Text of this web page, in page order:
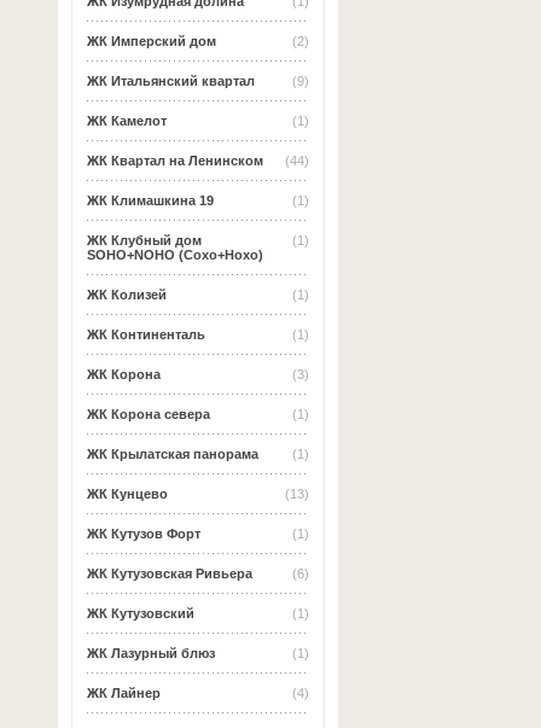
(2)
ЖК Имперский дом
(9)
ЖК Итальянский квартал
(1)
ЖК Камелот
(44)
ЖК Квартал на Ленинском
(1)
ЖК Климашкина 19
(1)
ЖК Клубный дом
SOHO+NOHO (Сохо+Нохо)
(1)
ЖК Колизей
(1)
ЖК Континенталь
(3)
ЖК Корона
(1)
ЖК Корона севера
(1)
ЖК Крылатская панорама
(13)
ЖК Кунцево
(1)
ЖК Кутузов Форт
(6)
ЖК Кутузовская Ривьера
(1)
ЖК Кутузовский
(1)
ЖК Лазурный блюз
(4)
ЖК Лайнер